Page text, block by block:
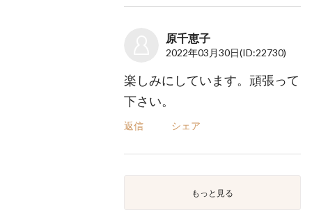
原千恵子
2022年03月30日(ID:22730)
楽しみにしています。頑張って
下さい。
返信 シェア
もっと見る